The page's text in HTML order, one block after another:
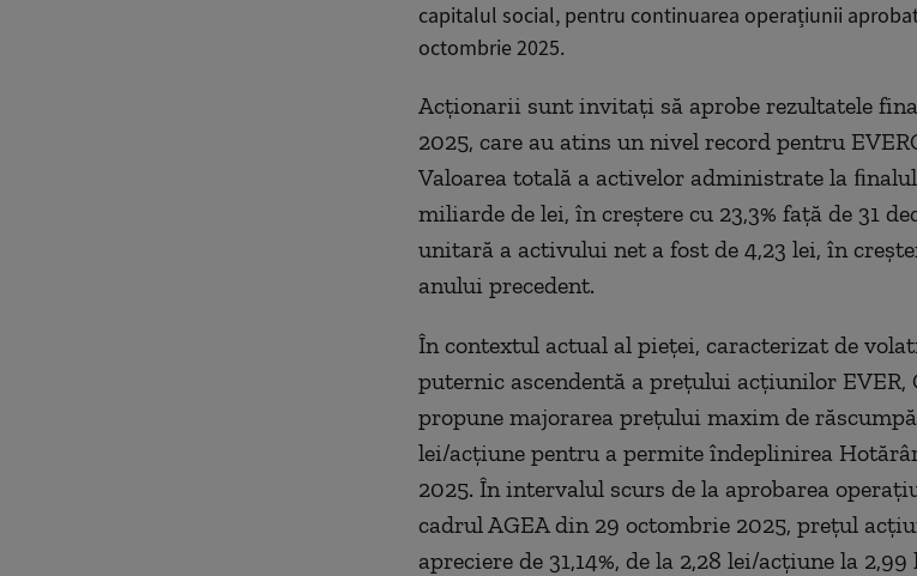
capitalul social, pentru continuarea operațiunii
octombrie 2025.
Acționarii sunt invitați să aprobe rezultatele
2025, care au atins un nivel record pentru
Valoarea totală a activelor administrate la
miliarde de lei, în creștere cu 23,3% față de 31
unitară a activului net a fost de 4,23 lei, în
anului precedent.
În contextul actual al pieței, caracterizat de
puternic ascendentă a prețului acțiunilor
propune majorarea prețului maxim de
lei/acțiune pentru a permite îndeplinirea
2025. În intervalul scurs de la aprobarea
cadrul AGEA din 29 octombrie 2025, prețul
apreciere de 31,14%, de la 2,28 lei/acțiune la